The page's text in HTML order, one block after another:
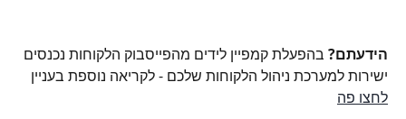
הידעתם? בהפעלת קמפיין לידים מהפייסבוק הלקוחות נכנסים
ישירות למערכת ניהול הלקוחות שלכם - לקריאה נוספת בעניין
לחצו פה